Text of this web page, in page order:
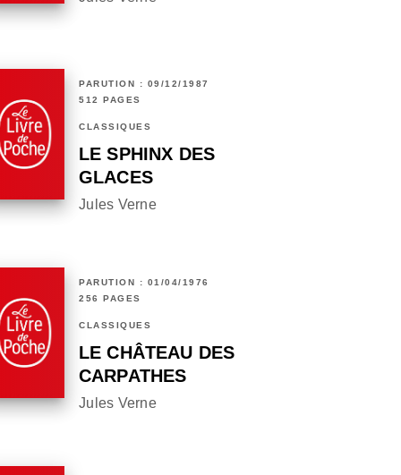
PARUTION : 09/12/1987
512 PAGES
CLASSIQUES
LE SPHINX DES
GLACES
Jules Verne
PARUTION : 01/04/1976
256 PAGES
CLASSIQUES
LE CHÂTEAU DES
CARPATHES
Jules Verne